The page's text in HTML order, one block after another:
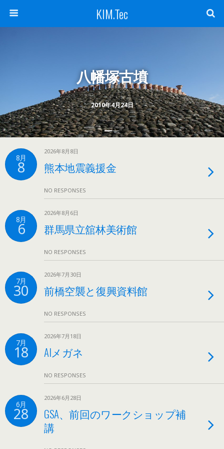
KIM.Tec
2010年4月24日
八幡塚古墳
8月
8
2026年8月8日
熊本地震義援金
NO RESPONSES
8月
6
2026年8月6日
群馬県立舘林美術館
NO RESPONSES
7月
30
2026年7月30日
前橋空襲と復興資料館
NO RESPONSES
7月
18
2026年7月18日
AIメガネ
NO RESPONSES
6月
28
2026年6月28日
GSA、前回のワークショップ補
講